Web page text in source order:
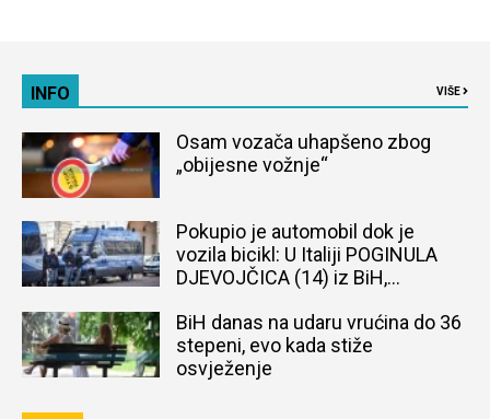
INFO VIŠE
Osam vozača uhapšeno zbog
„obijesne vožnje“
Pokupio je automobil dok je
vozila bicikl: U Italiji POGINULA
DJEVOJČICA (14) iz BiH,
BiH danas na udaru vrućina do 36
stepeni, evo kada stiže
osvježenje